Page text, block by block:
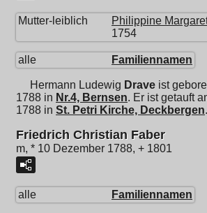
Mutter-leiblich Philippine
1754
alle Familiennamen
Hermann Ludewig Drave ist
1788 in Nr.4, Bernsen. Er ist getauft
1788 in St. Petri Kirche, Deckbergen.
Friedrich Christian Faber
m, * 10 Dezember 1788, + 1801
alle Familiennamen